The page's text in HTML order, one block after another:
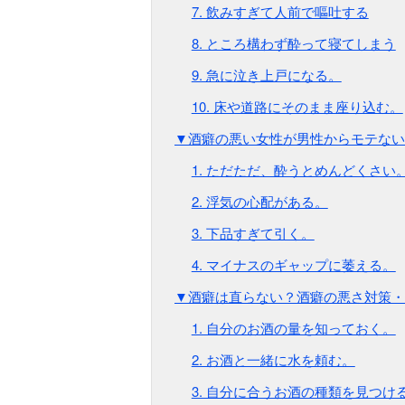
7. 飲みすぎて人前で嘔吐する
8. ところ構わず酔って寝てしまう
9. 急に泣き上戸になる。
10. 床や道路にそのまま座り込む。
▼酒癖の悪い女性が男性からモテな
1. ただただ、酔うとめんどくさい。
2. 浮気の心配がある。
3. 下品すぎて引く。
4. マイナスのギャップに萎える。
▼酒癖は直らない？酒癖の悪さ対策
1. 自分のお酒の量を知っておく。
2. お酒と一緒に水を頼む。
3. 自分に合うお酒の種類を見つける